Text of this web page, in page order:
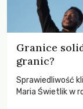
Granice
granic?
Sprawiedliwość
Maria Świetlik w